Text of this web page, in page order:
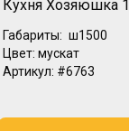
Кухня Хозяюшка
Габариты: ш1500
Цвет: мускат
Артикул: #6763